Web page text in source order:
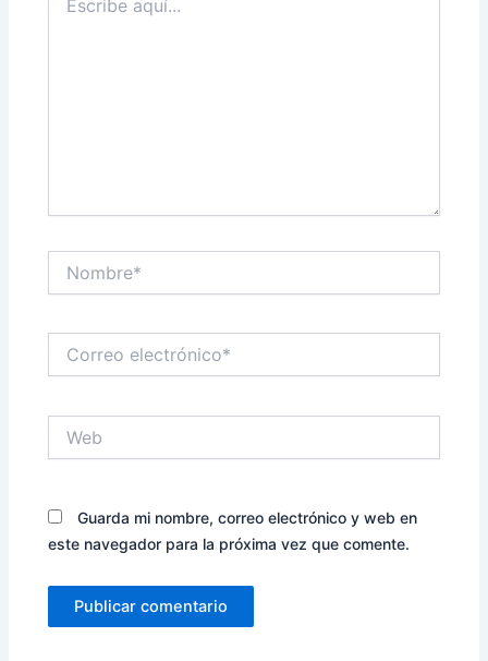
aquí...
electrónico*
Guarda mi nombre, correo electrónico y web en
este navegador para la próxima vez que comente.